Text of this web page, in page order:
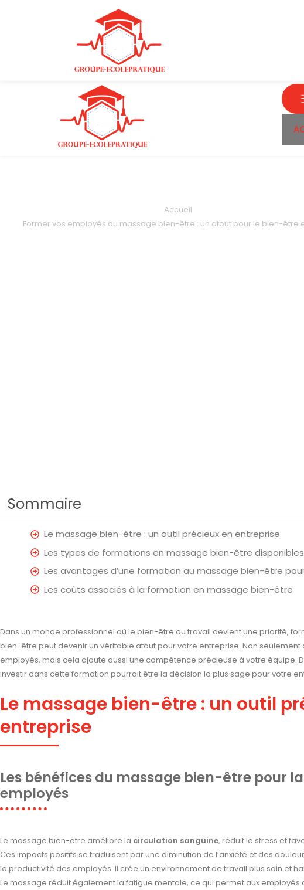
Accueil
Former vos employés au massage bien-être : un atout pour le bien-être
Sommaire
Le massage bien-être : un outil précieux en entreprise
Les types de formations en massage bien-être disponibles
Les avantages d’une formation au massage bien-être
Les coûts associés à la formation en massage bien-être
Dans un monde professionnel où le bien-être au travail devient une priorité,
bien-être peut devenir un véritable atout pour votre entreprise. Non
employés, mais cela ajoute aussi une compétence précieuse à votre équipe.
investir dans cette formation pourrait être la décision la plus sage pour votre
Le massage bien-être : un outil
entreprise
Les bénéfices du massage bien-être pour
employés
Le massage bien-être améliore la circulation sanguine, réduit le stress et
Ces impacts positifs se traduisent par une diminution de l’anxiété et des
la productivité des employés. Il crée un environnement de travail plus sain et
Le massage réduit également la fatigue mentale, ce qui permet aux employés